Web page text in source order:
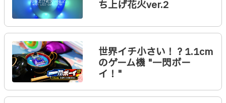
ち上げ花火ver.2
世界イチ小さい！？1.1cm
のゲーム機 "一閃ボー
イ！"